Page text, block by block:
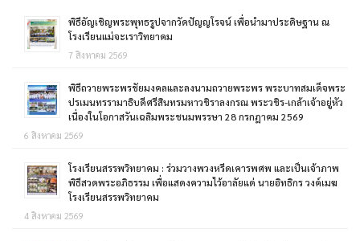
พิธีอัญเชิญพระพุทธรูปจากวัดปัญญโรจน์ เพื่อนำมาประดิษฐาน ณ
โรงเรียนแม่จะเราวิทยาคม
7 สิงหาคม 2569
พิธีถวายพระพรชัยมงคลและลงนามถวายพระพร พระบาทสมเด็จพระ
ปรเมนทรรามาธิบดีศรีสินทรมหาวชิราลงกรณ พระวชิร-เกล้าเจ้าอยู่หัว
เนื่องในโอกาสวันเฉลิมพระชนมพรรษา 28 กรกฎาคม 2569
6 สิงหาคม 2569
โรงเรียนสรรพวิทยาคม : ร่วมวางพวงหรีดเคารพศพ และเป็นเจ้าภาพ
พิธีสวดพระอภิธรรม เพื่อแสดงความไว้อาลัยแด่ นายอิทธิกร วงค์เมฆ
โรงเรียนสรรพวิทยาคม
4 สิงหาคม 2569